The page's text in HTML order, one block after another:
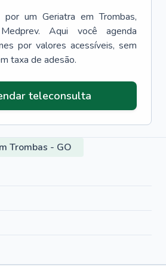
por um Geriatra em Trombas,
Aqui você agenda
por valores acessíveis, sem
taxa de adesão.
teleconsulta
Trombas - GO